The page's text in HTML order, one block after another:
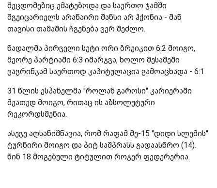
შეცდომებიც ემატებოდა და საერთო ჯამში
შვეიცარიელს არანაირი შანსი არ ჰქონია - მან
თავისი თამაშის ჩვენება ვერ შეძლო.
ნადალმა პირველი სეტი ორი ბრეიკით 6:2 მოიგო,
მეორე პარტიაში 6:3 იმარჯვა, ხოლო მესამეში
ვავრინკამ საერთოდ კაპიტულაცია გამოაცხადა - 6:1.
31 წლის ესპანელმა "როლან გაროსი" კარიერაში
მეათედ მოიგო, რითაც ის აბსოლუტური
რეკორდსმენია.
ასევე აღსანიშნავია, რომ რაფამ მე-15 "დიდი სლემის"
ტურნირი მოიგო და პიტ სამპრასს გადაასწრო (14).
წინ 18 მოგებული ტიტულით როჯერ ფედერერია.